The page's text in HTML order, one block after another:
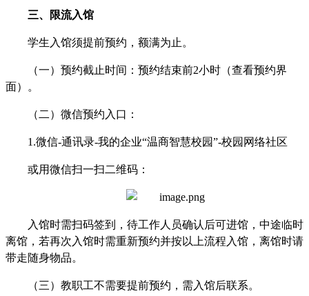
三、限流入馆
学生入馆须提前预约，额满为止。
（一）预约截止时间：预约结束前2小时（查看预约界
面）。
（二）微信预约入口：
1.微信-通讯录-我的企业“温商智慧校园”-校园网络社区
或用微信扫一扫二维码：
入馆时需扫码签到，待工作人员确认后可进馆，中途临时
离馆，若再次入馆时需重新预约并按以上流程入馆，离馆时请
带走随身物品。
（三）教职工不需要提前预约，需入馆后联系。